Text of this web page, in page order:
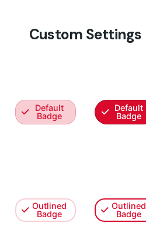
Custom Settings
Default
Badge
Default
Badge
Outlined
Badge
Outlined
Badge